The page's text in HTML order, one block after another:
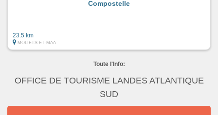
Compostelle
23.5 km
MOLIETS-ET-MAA
Toute l'Info:
OFFICE DE TOURISME LANDES ATLANTIQUE
SUD